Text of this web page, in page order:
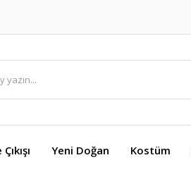
Yeni Doğan Kostüm